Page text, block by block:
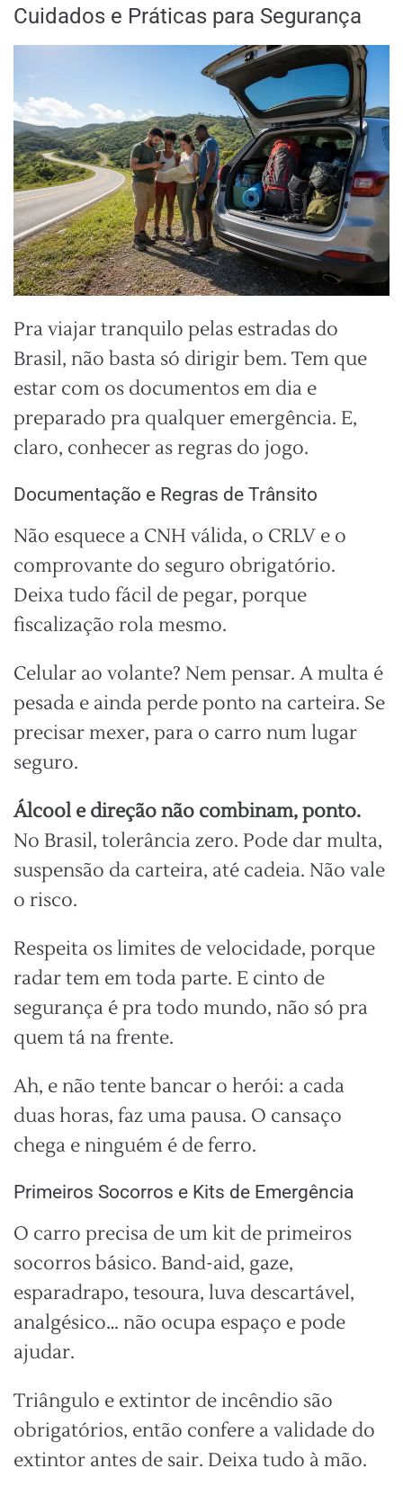
Cuidados e Práticas para Segurança
Pra viajar tranquilo pelas estradas do
Brasil, não basta só dirigir bem. Tem que
estar com os documentos em dia e
preparado pra qualquer emergência. E,
claro, conhecer as regras do jogo.
Documentação e Regras de Trânsito
Não esquece a CNH válida, o CRLV e o
comprovante do seguro obrigatório.
Deixa tudo fácil de pegar, porque
fiscalização rola mesmo.
Celular ao volante? Nem pensar. A multa é
pesada e ainda perde ponto na carteira. Se
precisar mexer, para o carro num lugar
seguro.
Álcool e direção não combinam, ponto.
No Brasil, tolerância zero. Pode dar multa,
suspensão da carteira, até cadeia. Não vale
o risco.
Respeita os limites de velocidade, porque
radar tem em toda parte. E cinto de
segurança é pra todo mundo, não só pra
quem tá na frente.
Ah, e não tente bancar o herói: a cada
duas horas, faz uma pausa. O cansaço
chega e ninguém é de ferro.
Primeiros Socorros e Kits de Emergência
O carro precisa de um kit de primeiros
socorros básico. Band-aid, gaze,
esparadrapo, tesoura, luva descartável,
analgésico… não ocupa espaço e pode
ajudar.
Triângulo e extintor de incêndio são
obrigatórios, então confere a validade do
extintor antes de sair. Deixa tudo à mão.